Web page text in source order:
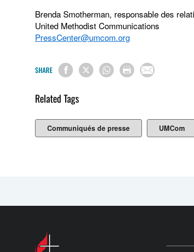
Brenda Smotherman, responsable des
United Methodist Communications
PressCenter@umcom.org
SHARE
Related Tags
Communiqués de presse UMCom